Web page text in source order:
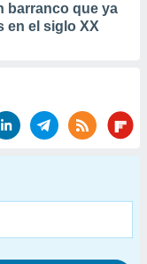
barranco que ya
en el siglo XX